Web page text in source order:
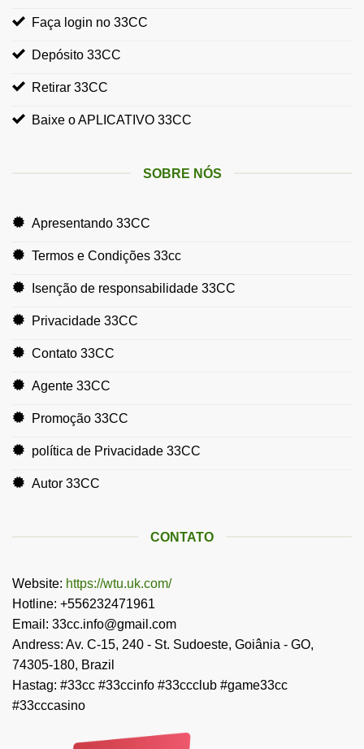
Faça login no 33CC
Depósito 33CC
Retirar 33CC
Baixe o APLICATIVO 33CC
SOBRE NÓS
Apresentando 33CC
Termos e Condições 33cc
Isenção de responsabilidade 33CC
Privacidade 33CC
Contato 33CC
Agente 33CC
Promoção 33CC
política de Privacidade 33CC
Autor 33CC
CONTATO
Website: https://wtu.uk.com/
Hotline: +556232471961
Email: 33cc.info@gmail.com
Andress: Av. C-15, 240 - St. Sudoeste, Goiânia - GO,
74305-180, Brazil
Hastag: #33cc #33ccinfo #33ccclub #game33cc
#33cccasino